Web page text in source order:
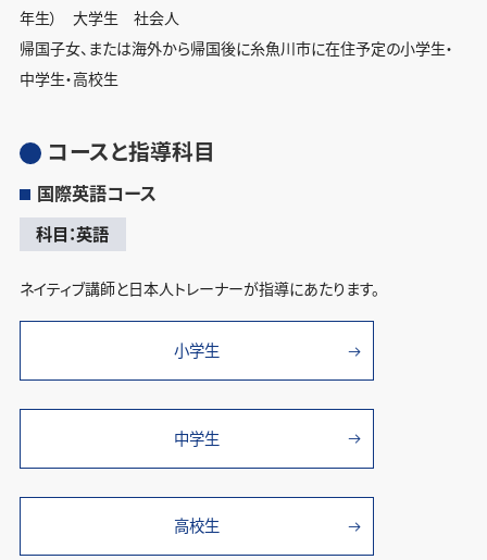
年生） 大学生 社会人
帰国子女、または海外から帰国後に糸魚川市に在住予定の小学生・
中学生・高校生
コースと指導科目
国際英語コース
科目：英語
ネイティブ講師と日本人トレーナーが指導にあたります。
小学生
中学生
高校生